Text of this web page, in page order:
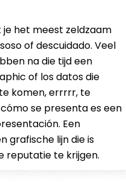
het meest zeldzaam
of descuidado. Veel
na die tijd een
of los datos die
komen, errrrr, te
se presenta es een
Een
grafische lijn die is
reputatie te krijgen.